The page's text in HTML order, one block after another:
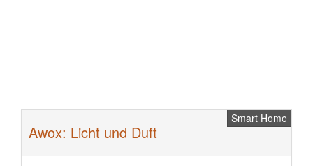
Smart Home
Awox: Licht und Duft